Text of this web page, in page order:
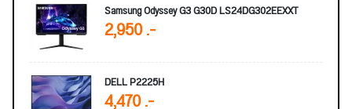
Samsung Odyssey G3 G30D LS24DG302EEXXT
2,950 .-
DELL P2225H
4,470 .-